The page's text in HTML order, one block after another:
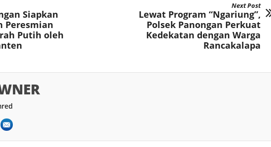
Siapkan
Peresmian
Putih oleh
Next Post
Lewat Program “Ngariung”,
Polsek Panongan Perkuat
Kedekatan dengan Warga
Rancakalapa